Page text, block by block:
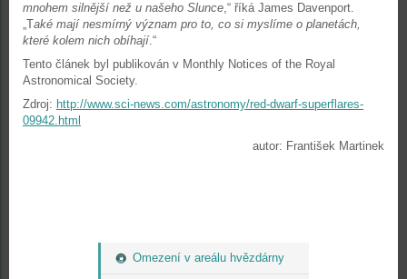
Omezení v areálu hvězdárny
mnohem silnější než u našeho Slunce,“ říká James Davenport.
„Také mají nesmírný význam pro to, co si myslíme o planetách,
které kolem nich obíhají.“
Tento článek byl publikován v Monthly Notices of the Royal
Astronomical Society.
Zdroj: http://www.sci-news.com/astronomy/red-dwarf-superflares-
09942.html
autor: František Martinek